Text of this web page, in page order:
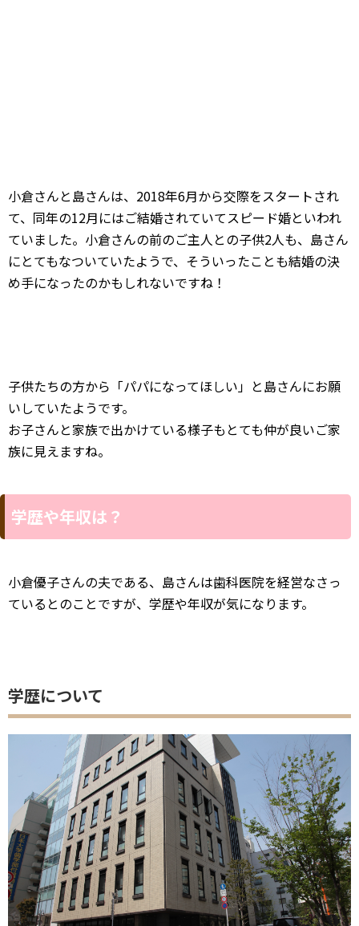
お子さんと家族で出かけている様子もとても仲が良いご家
族に見えますね。
学歴や年収は？
ているとのことですが、学歴や年収が気になります。
出典：https://up-j.shigaku.go.jp/department/category01/00000000266201003.html
島さんは、日本大学の歯学部
を卒業されています。
こちらの大学を首席で卒業されいるとても優秀な方だそう
です！